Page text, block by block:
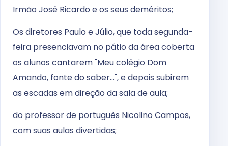
Irmão José Ricardo e os seus deméritos;
Os diretores Paulo e Júlio, que toda segunda-
feira presenciavam no pátio da área coberta
os alunos cantarem "Meu colégio Dom
Amando, fonte do saber...", e depois subirem
as escadas em direção da sala de aula;
do professor de português Nicolino Campos,
com suas aulas divertidas;